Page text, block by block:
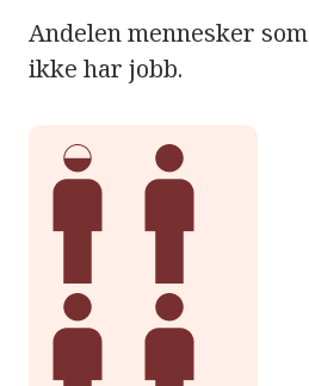
Andelen mennesker som
ikke har jobb.